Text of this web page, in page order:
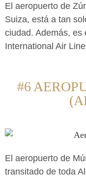
El aeropuerto de
Suiza, está a tan
ciudad. Además, es
International Air
#6
El aeropuerto de
transitado de toda